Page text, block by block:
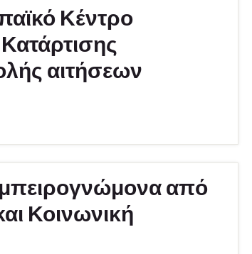
Κέντρο
αιτήσεων
από
Κοινωνική